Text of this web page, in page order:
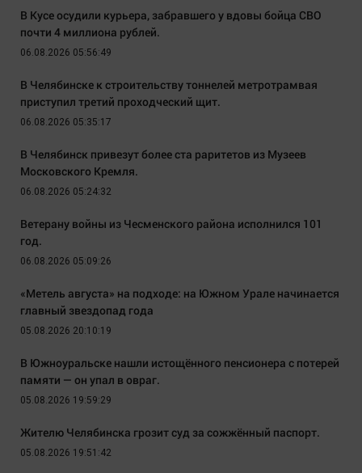
В Кусе осудили курьера, забравшего у вдовы бойца СВО
почти 4 миллиона рублей.
06.08.2026 05:56:49
В Челябинске к строительству тоннелей метротрамвая
приступил третий проходческий щит.
06.08.2026 05:35:17
В Челябинск привезут более ста раритетов из Музеев
Московского Кремля.
06.08.2026 05:24:32
Ветерану войны из Чесменского района исполнился 101
год.
06.08.2026 05:09:26
«Метель августа» на подходе: на Южном Урале начинается
главный звездопад года
05.08.2026 20:10:19
В Южноуральске нашли истощённого пенсионера с потерей
памяти — он упал в овраг.
05.08.2026 19:59:29
Жителю Челябинска грозит суд за сожжённый паспорт.
05.08.2026 19:51:42